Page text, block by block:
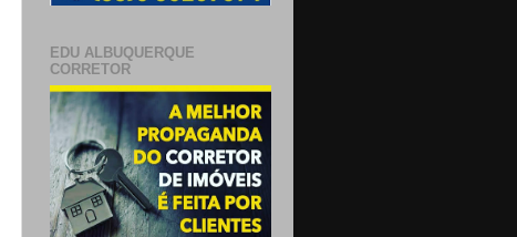
EDU ALBUQUERQUE
CORRETOR